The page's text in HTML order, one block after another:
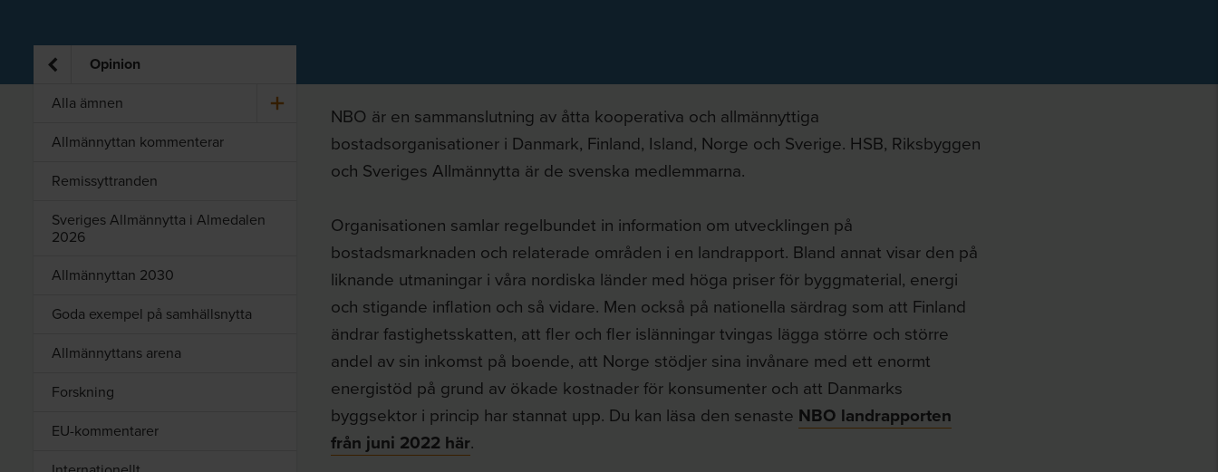
Opinion
Alla ämnen
Allmännyttan kommenterar
Remissyttranden
Sveriges Allmännytta i Almedalen
2026
Allmännyttan 2030
Goda exempel på samhällsnytta
Allmännyttans arena
Forskning
EU-kommentarer
NBO är en sammanslutning av åtta kooperativa och allmännyttiga
bostadsorganisationer i Danmark, Finland, Island, Norge och Sverige. HSB, Riksbyggen
och Sveriges Allmännytta är de svenska medlemmarna.
Organisationen samlar regelbundet in information om utvecklingen på
bostadsmarknaden och relaterade områden i en landrapport. Bland annat visar den på
liknande utmaningar i våra nordiska länder med höga priser för byggmaterial, energi
och stigande inflation och så vidare. Men också på nationella särdrag som att Finland
ändrar fastighetsskatten, att fler och fler islänningar tvingas lägga större och större
andel av sin inkomst på boende, att Norge stödjer sina invånare med ett enormt
energistöd på grund av ökade kostnader för konsumenter och att Danmarks
byggsektor i princip har stannat upp. Du kan läsa den senaste NBO landrapporten
från juni 2022 här.